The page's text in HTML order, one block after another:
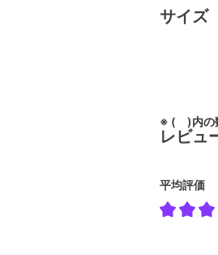
サイズ
※ ( )内の
レビュ
平均評価